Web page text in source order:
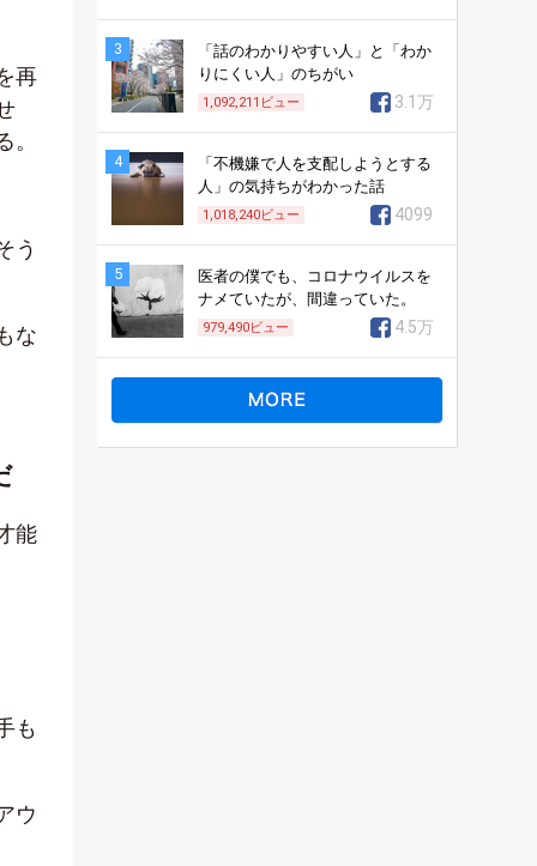
再
う
な
能
も
ウ
3
「話のわかりやすい人」と「わか
りにくい人」のちがい
1,092,211 ビュー 3.1万
4
「不機嫌で人を支配しようとする
人」の気持ちがわかった話
1,018,240ビュー 4099
5
医者の僕でも、コロナウイルスを
ナメていたが、間違っていた。
979,490ビュー 4.5万